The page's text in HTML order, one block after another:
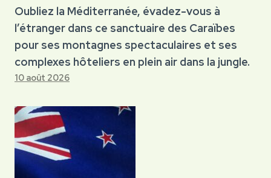
Oubliez la Méditerranée, évadez-vous à
l’étranger dans ce sanctuaire des Caraïbes
pour ses montagnes spectaculaires et ses
complexes hôteliers en plein air dans la jungle.
10 août 2026